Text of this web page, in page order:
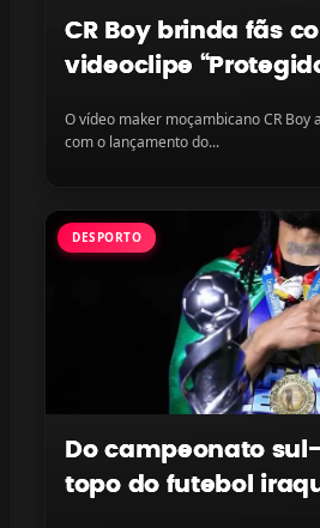
CR Boy brinda fãs
videoclipe
na plataforma
O vídeo maker moçambicano CR Boy
com o lançamento do...
DESPORTO
Do campeonato
topo do futebol